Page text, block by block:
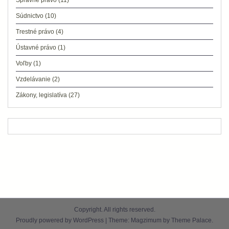
Súdnictvo (10)
Trestné právo (4)
Ústavné právo (1)
Voľby (1)
Vzdelávanie (2)
Zákony, legislatíva (27)
Copyright. All rights reserved.
Proudly powered by WordPress
Theme: Magzimum by Theme Palace.